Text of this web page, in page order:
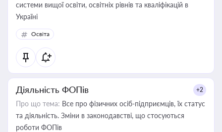
системи вищої освіти, освітніх рівнів та кваліфікацій в
Україні
Освіта
Діяльність ФОПів +2
Про що тема: Все про фізичних осіб-підприємців, їх статус
та діяльність. Зміни в законодавстві, що стосуються
роботи ФОПів